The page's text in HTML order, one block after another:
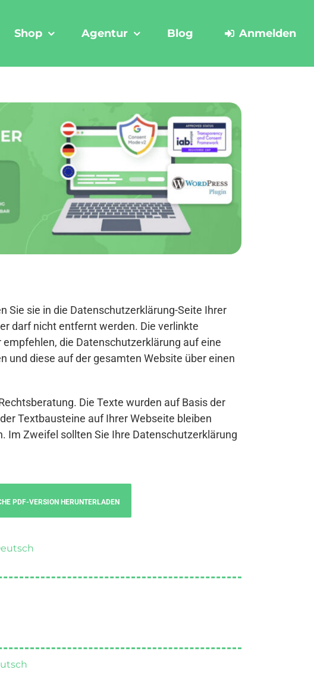
Shop Agentur Blog Anmelden
Sie sie in die Datenschutzerklärung-Seite Ihrer
darf nicht entfernt werden. Die verlinkte
die Datenschutzerklärung auf eine
und diese auf der gesamten Website über einen
Die Texte wurden auf Basis der
Textbausteine auf Ihrer Webseite bleiben
Im Zweifel sollten Sie Ihre Datenschutzerklärung
PDF-VERSION HERUNTERLADEN